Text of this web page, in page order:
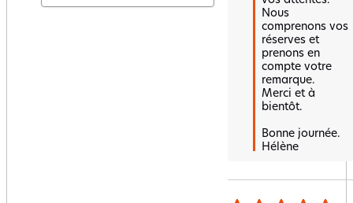
Nous
comprenons vos
réserves et
prenons en
compte votre
remarque.
Merci et à
bientôt.
Bonne journée.
Hélène